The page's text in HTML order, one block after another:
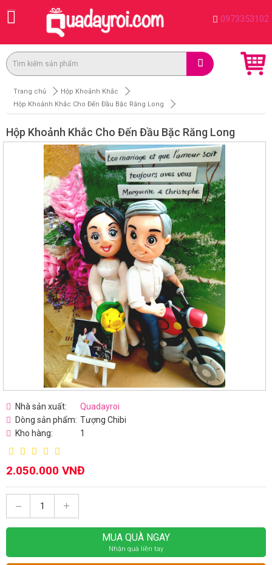
0973353102
Trang chủ
Hộp Khoảnh Khắc
Hộp Khoảnh Khắc Cho Đến Đầu Bặc Răng Long
Hộp Khoảnh Khắc Cho Đến Đầu Bặc Răng Long
Nhà sản xuất:
Quadayroi
Dòng sản phẩm: Tượng Chibi
Kho hàng:
1
2.050.000 VNĐ
MUA QUÀ NGAY
Nhận quà liền tay